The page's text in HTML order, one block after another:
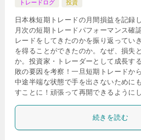
トレードログ 投資
日本株短期トレードの月間損益を記録
月次の短期トレードパフォーマンス確
レードをしてきたのかを振り返ってい
を得ることができたのか。なぜ、損失
か。投資家・トレーダーとして成長す
敗の要因を考察！一旦短期トレードか
中途半端な状態で手を出さないために
すことに！頑張って再開できるように
続きを読む